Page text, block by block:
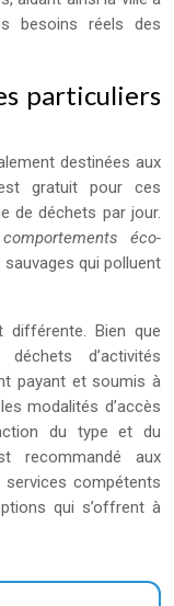
besoins réels des
particuliers
destinées aux
gratuit pour ces
de déchets par jour.
éco-
qui polluent
différente. Bien que
d’activités
payant et soumis à
modalités d’accès
du type et du
recommandé aux
compétents
qui s’offrent à